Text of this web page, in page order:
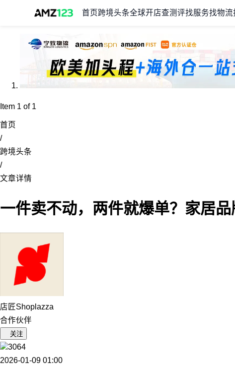
首页 跨境头条全球开店查测评找服务找物流
Item 1 of 1
首页
/
跨境头条
/
文章详情
一件卖不动，两件就爆单？家居
店匠Shoplazza
合作伙伴
关注
3064
2026-01-09 01:00